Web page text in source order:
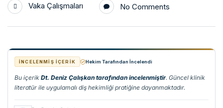
Vaka Çalışmaları No Comments
İNCELENMIŞ İÇERIK Hekim Tarafından İncelendi
Bu içerik Dt. Deniz Çalışkan tarafından incelenmiştir. Güncel klinik
literatür ile uygulamalı diş hekimliği pratiğine dayanmaktadır.